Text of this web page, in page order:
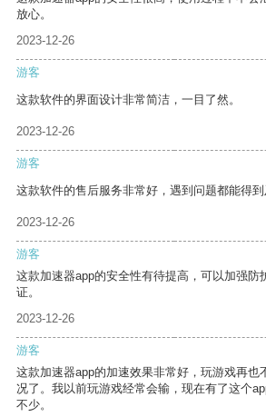
放心。
2023-12-26
游客
这款软件的界面设计非常简洁，一目了然。
2023-12-26
游客
这款软件的售后服务非常好，遇到问题都能得到
2023-12-26
游客
这款加速器app的安全性有待提高，可以加强防
证。
2023-12-26
游客
这款加速器app的加速效果非常好，玩游戏再也
况了。我以前玩游戏经常会输，现在有了这个
不少。